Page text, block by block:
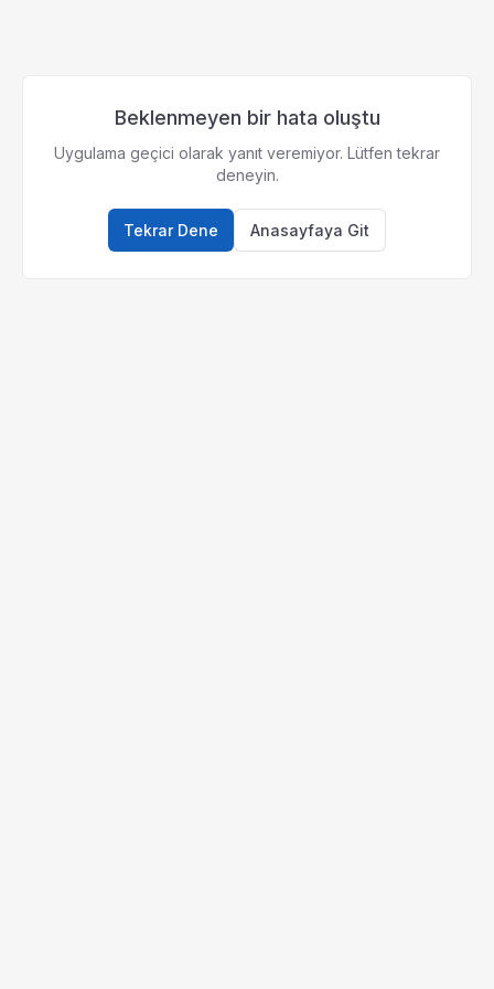
Beklenmeyen bir hata oluştu
Uygulama geçici olarak yanıt veremiyor. Lütfen tekrar
deneyin.
Tekrar Dene Anasayfaya Git